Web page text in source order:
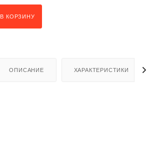
В КОРЗИНУ
ОПИСАНИЕ ХАРАКТЕРИСТИКИ